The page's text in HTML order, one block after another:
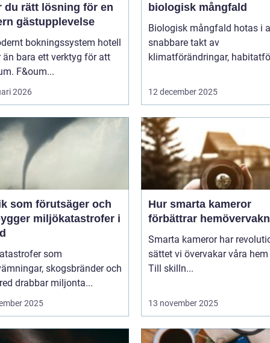
du rätt lösning för en
gästupplevelse
bokningssystem hotell
än bara ett verktyg för att
F&oum...
2026
biologisk mångfald
Biologisk mångfald hotas i
snabbare takt av
klimatförändringar,
12 december 2025
som förutsäger och
miljökatastrofer i
som
skogsbränder och
drabbar miljonta...
2025
Hur smarta kameror
förbättrar
Smarta kameror har
sättet vi övervakar våra
Till skilln...
13 november 2025